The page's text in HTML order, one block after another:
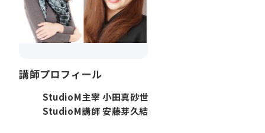
講師プロフィール
StudioM主宰 小田真砂世
StudioM講師 安藤芽久結